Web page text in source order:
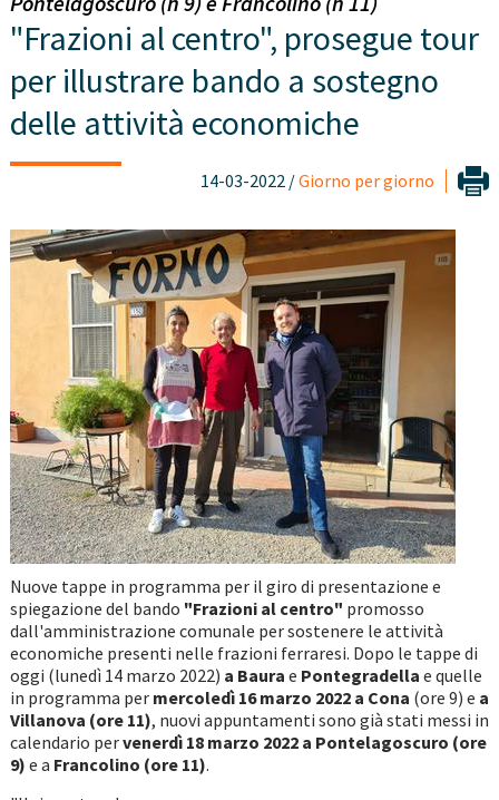
"Frazioni al centro", prosegue tour
per illustrare bando a sostegno
delle attività economiche
14-03-2022 /Giorno per giorno
Nuove tappe in programma per il giro di presentazione e
spiegazione del bando "Frazioni al centro" promosso
dall'amministrazione comunale per sostenere le attività
economiche presenti nelle frazioni ferraresi. Dopo le tappe di
oggi (lunedì 14 marzo 2022) a Baura e Pontegradella e quelle
in programma per mercoledì 16 marzo 2022 a Cona (ore 9) e a
Villanova (ore 11), nuovi appuntamenti sono già stati messi in
calendario pervenerdì 18 marzo 2022 a Pontelagoscuro (ore
9) e a Francolino (ore 11).